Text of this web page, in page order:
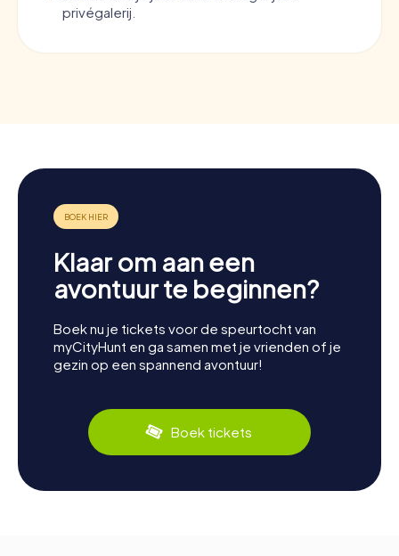
privégalerij.
Klaar om aan een
avontuur te beginnen?
Boek nu je tickets voor de speurtocht van
myCityHunt en ga samen met je vrienden of je
gezin op een spannend avontuur!
Boek tickets